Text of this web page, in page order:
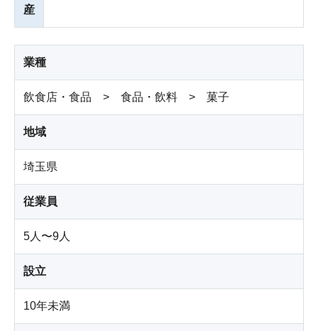
産
業種
飲食店・食品 > 食品・飲料 > 菓子
地域
埼玉県
従業員
5人〜9人
設立
10年未満